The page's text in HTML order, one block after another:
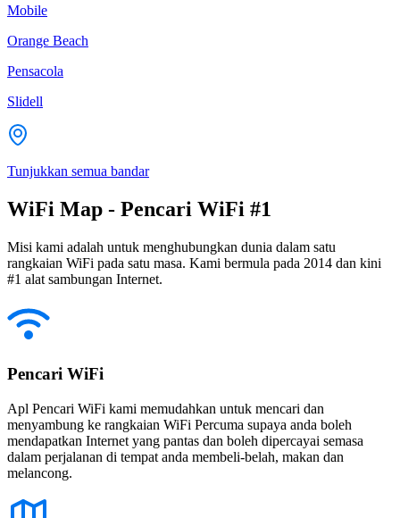
Mobile
Orange Beach
Pensacola
Slidell
Tunjukkan semua bandar
WiFi Map - Pencari WiFi #1
Misi kami adalah untuk menghubungkan dunia dalam satu
rangkaian WiFi pada satu masa. Kami bermula pada 2014 dan kini
#1 alat sambungan Internet.
Pencari WiFi
Apl Pencari WiFi kami memudahkan untuk mencari dan
menyambung ke rangkaian WiFi Percuma supaya anda boleh
mendapatkan Internet yang pantas dan boleh dipercayai semasa
dalam perjalanan di tempat anda membeli-belah, makan dan
melancong.